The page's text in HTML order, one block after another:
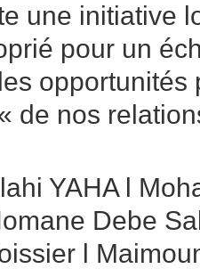
une initiative
pour un
opportunités
de nos
YAHA l
Debe
l